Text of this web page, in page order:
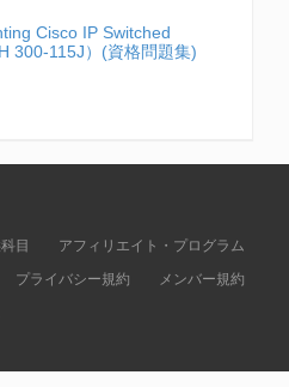
Cisco IP Switched
300-115J）(資格問題集)
目
アフィリエイト・プログラム
プライバシー規約
メンバー規約